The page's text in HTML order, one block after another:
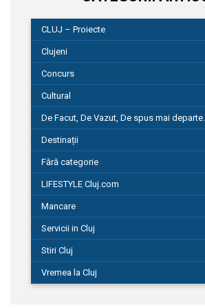
CLUJ – Proiecte
Clujeni
Concurs
Cultural
De Facut, De Vazut, De spus mai departe…
Destinații
Fără categorie
LIFESTYLE Cluj.com
Mancare
Servicii in Cluj
Stiri Cluj
Vremea la Cluj